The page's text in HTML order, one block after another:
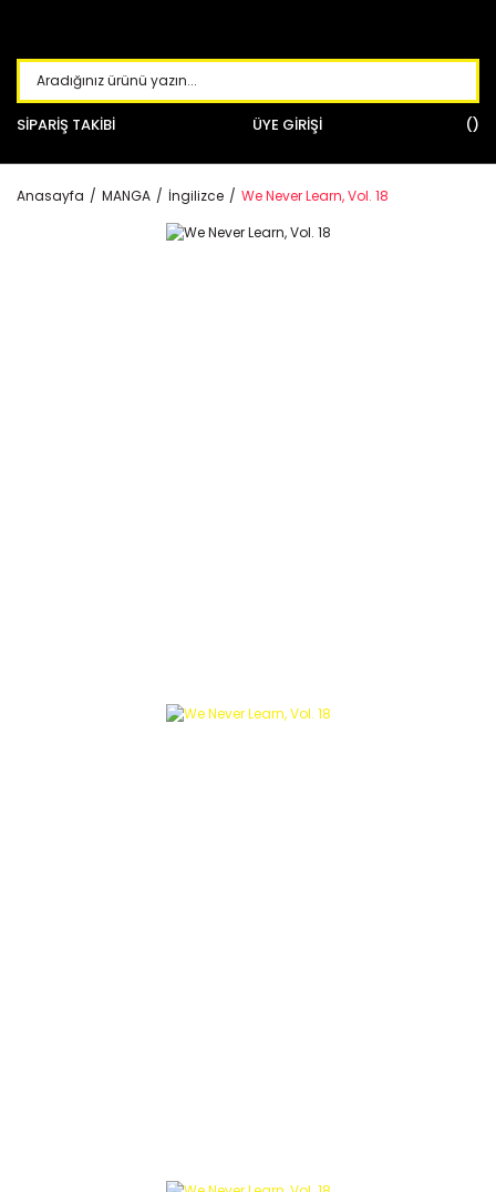
SİPARİŞ TAKİBİ ÜYE GİRİŞİ
Anasayfa MANGA İngilizce We Never Learn, Vol. 18